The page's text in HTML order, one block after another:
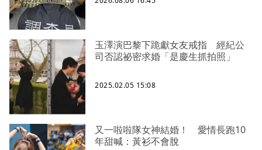
玉澤演巴黎下跪獻女友戒指 經紀公
司否認祕密求婚「是慶生抓拍照」
2025.02.05 15:08
又一啦啦隊女神結婚！ 愛情長跑10
年甜喊：黃衫不會脫